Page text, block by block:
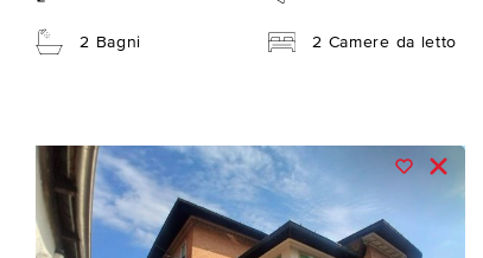
2 Bagni 2 Camere da letto